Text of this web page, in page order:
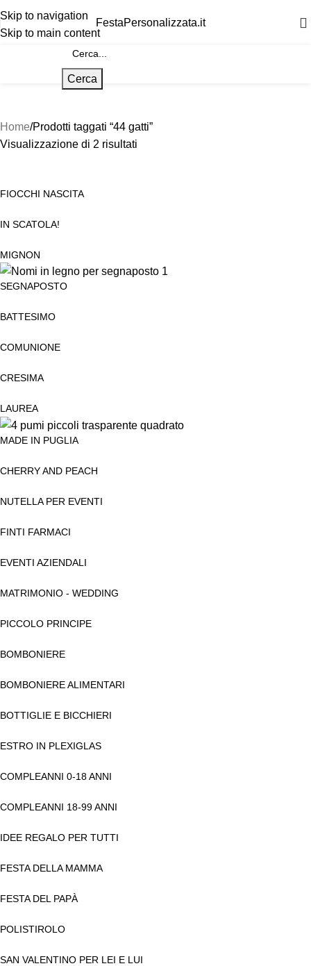
Skip to navigation
Skip to main content
FestaPersonalizzata.it
Cerca
Home Prodotti taggati “44 gatti”
Visualizzazione di 2 risultati
FIOCCHI NASCITA
IN SCATOLA!
MIGNON
SEGNAPOSTO
BATTESIMO
COMUNIONE
CRESIMA
LAUREA
MADE IN PUGLIA
CHERRY AND PEACH
NUTELLA PER EVENTI
FINTI FARMACI
EVENTI AZIENDALI
MATRIMONIO - WEDDING
PICCOLO PRINCIPE
BOMBONIERE
BOMBONIERE ALIMENTARI
BOTTIGLIE E BICCHIERI
ESTRO IN PLEXIGLAS
COMPLEANNI 0-18 ANNI
COMPLEANNI 18-99 ANNI
IDEE REGALO PER TUTTI
FESTA DELLA MAMMA
FESTA DEL PAPÀ
POLISTIROLO
SAN VALENTINO PER LEI E LUI